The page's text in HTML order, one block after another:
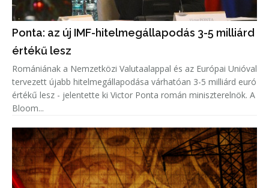
Ponta: az új IMF-hitelmegállapodás 3-5 milliárd
értékű lesz
Romániának a Nemzetközi Valutaalappal és az Európai Unióval
tervezett újabb hitelmegállapodása várhatóan 3-5 milliárd euró
értékű lesz - jelentette ki Victor Ponta román miniszterelnök. A
Bloom...